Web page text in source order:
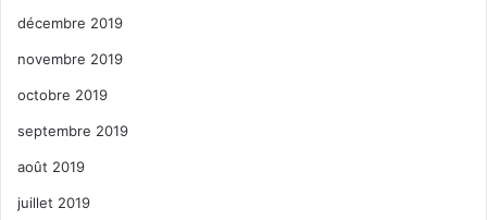
décembre 2019
novembre 2019
octobre 2019
septembre 2019
août 2019
juillet 2019